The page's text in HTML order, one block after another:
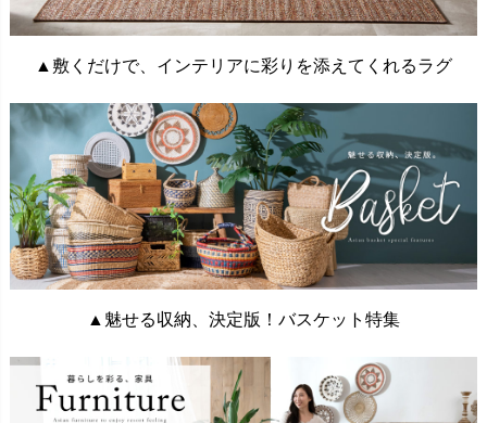
▲敷くだけで、インテリアに彩りを添えてくれるラグ
▲魅せる収納、決定版！バスケット特集